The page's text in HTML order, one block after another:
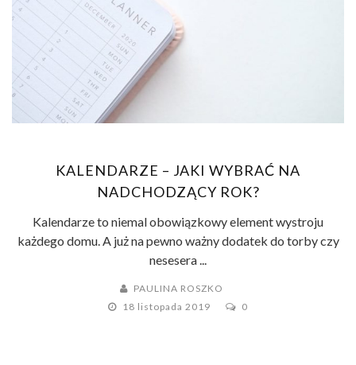
KALENDARZE – JAKI WYBRAĆ NA
NADCHODZĄCY ROK?
Kalendarze to niemal obowiązkowy element wystroju
każdego domu. A już na pewno ważny dodatek do torby czy
nesesera ...
PAULINA ROSZKO
18 listopada 2019
0